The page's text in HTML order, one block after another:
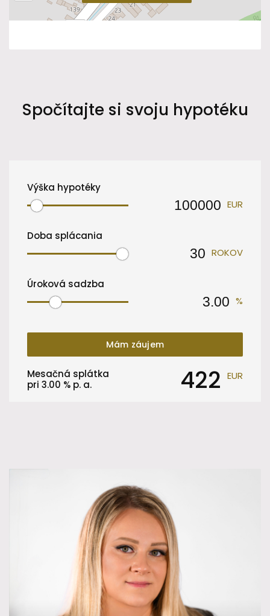
Spočítajte si svoju hypotéku
Výška hypotéky
EUR
Doba splácania
ROKOV
Úroková sadzba
%
Mám záujem
Mesačná splátka
pri 3.00 % p. a. 422 EUR